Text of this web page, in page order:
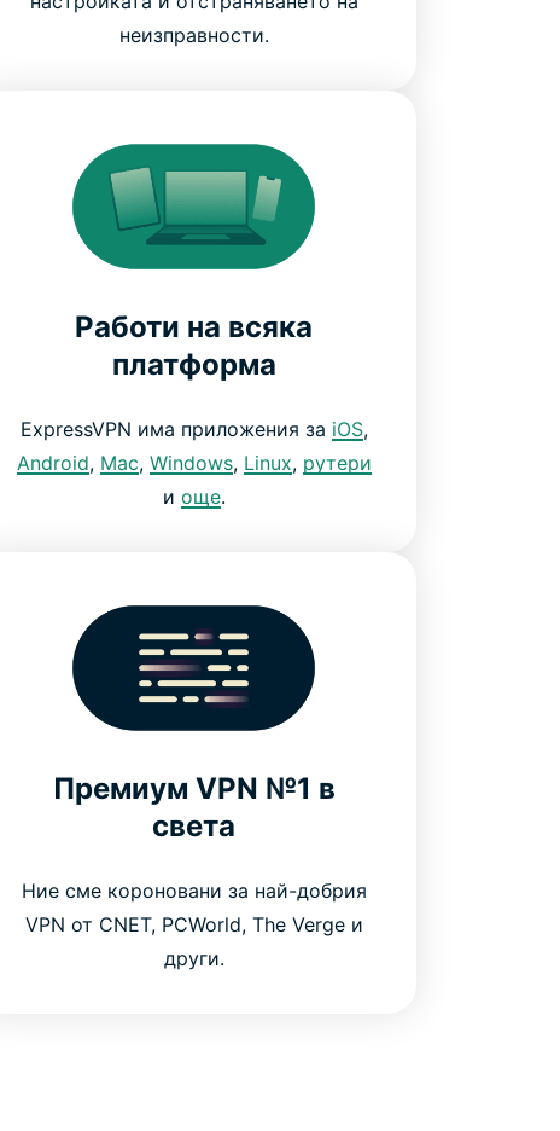
неизправности.
Работи на всяка
платформа
ExpressVPN има приложения за iOS,
Android, Mac, Windows, Linux, рутери
и още.
Премиум VPN №1 в
света
Ние сме короновани за най-добрия
VPN от CNET, PCWorld, The Verge и
други.